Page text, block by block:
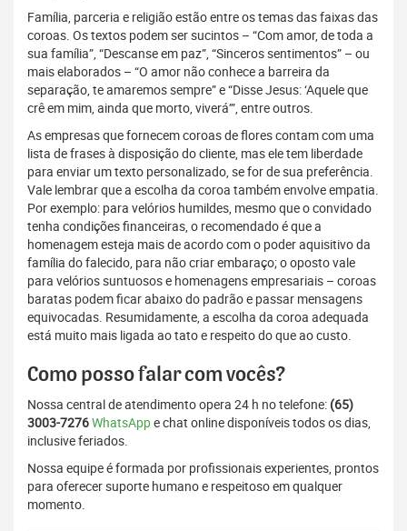
Família, parceria e religião estão entre os temas das faixas das
coroas. Os textos podem ser sucintos – “Com amor, de toda a
sua família”, “Descanse em paz”, “Sinceros sentimentos” – ou
mais elaborados – “O amor não conhece a barreira da
separação, te amaremos sempre” e “Disse Jesus: ‘Aquele que
crê em mim, ainda que morto, viverá’”, entre outros.
As empresas que fornecem coroas de flores contam com uma
lista de frases à disposição do cliente, mas ele tem liberdade
para enviar um texto personalizado, se for de sua preferência.
Vale lembrar que a escolha da coroa também envolve empatia.
Por exemplo: para velórios humildes, mesmo que o convidado
tenha condições financeiras, o recomendado é que a
homenagem esteja mais de acordo com o poder aquisitivo da
família do falecido, para não criar embaraço; o oposto vale
para velórios suntuosos e homenagens empresariais – coroas
baratas podem ficar abaixo do padrão e passar mensagens
equivocadas. Resumidamente, a escolha da coroa adequada
está muito mais ligada ao tato e respeito do que ao custo.
Como posso falar com vocês?
Nossa central de atendimento opera 24 h no telefone: (65)
3003-7276WhatsAppe chat online disponíveis todos os dias,
inclusive feriados.
Nossa equipe é formada por profissionais experientes, prontos
para oferecer suporte humano e respeitoso em qualquer
momento.